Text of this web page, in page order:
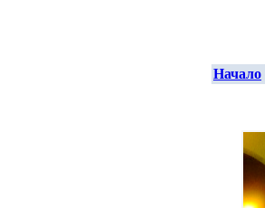
Начало